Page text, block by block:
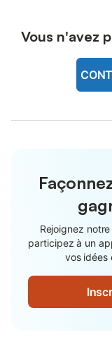
Vous n'avez
Rejoignez
participez à un
vos idées